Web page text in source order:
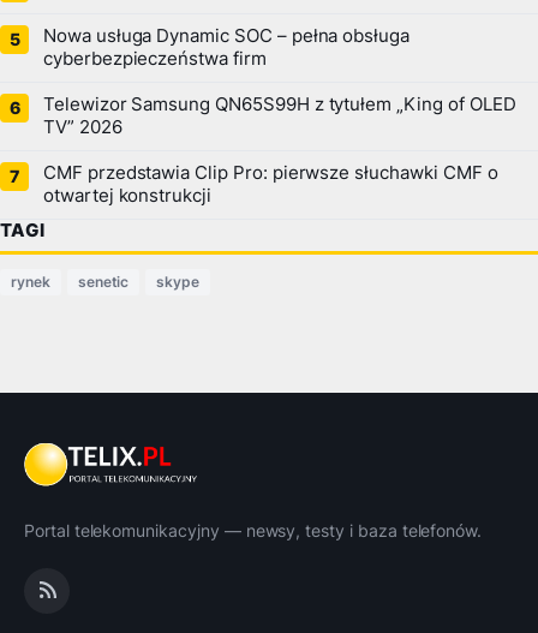
Nowa usługa Dynamic SOC – pełna obsługa
cyberbezpieczeństwa firm
Telewizor Samsung QN65S99H z tytułem „King of OLED
TV” 2026
CMF przedstawia Clip Pro: pierwsze słuchawki CMF o
otwartej konstrukcji
TAGI
rynek senetic skype
Portal telekomunikacyjny — newsy, testy i baza telefonów.